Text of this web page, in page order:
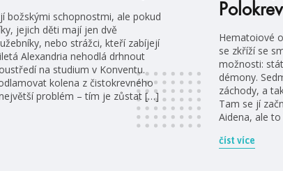
božskými schopnostmi, ale pokud
jejich děti mají jen dvě
nebo strážci, kteří zabíjejí
Alexandria nehodlá drhnout
na studium v Konventu.
kolena z čistokrevného
problém – tím je zůstat […]
Hematoiové
se zkříží se
možnosti:
démony.
záchody, a
Tam se jí
Aidena, ale
číst více